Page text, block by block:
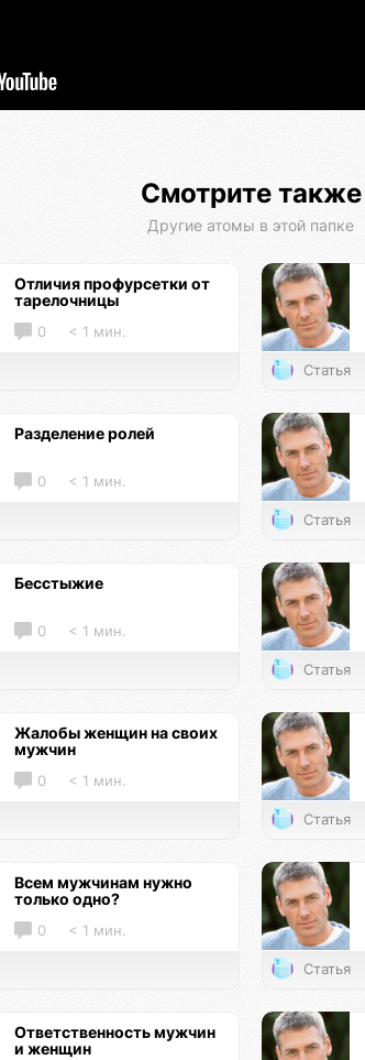
Смотрите также
Другие атомы в этой папке
Отличия профурсетки от
тарелочницы
0 < 1 мин.
Статья
Разделение ролей
0 < 1 мин.
Статья
Бесстыжие
0 < 1 мин.
Статья
Жалобы женщин на своих
мужчин
0 < 1 мин.
Статья
Всем мужчинам нужно
только одно?
0 < 1 мин.
Статья
Ответственность мужчин
и женщин